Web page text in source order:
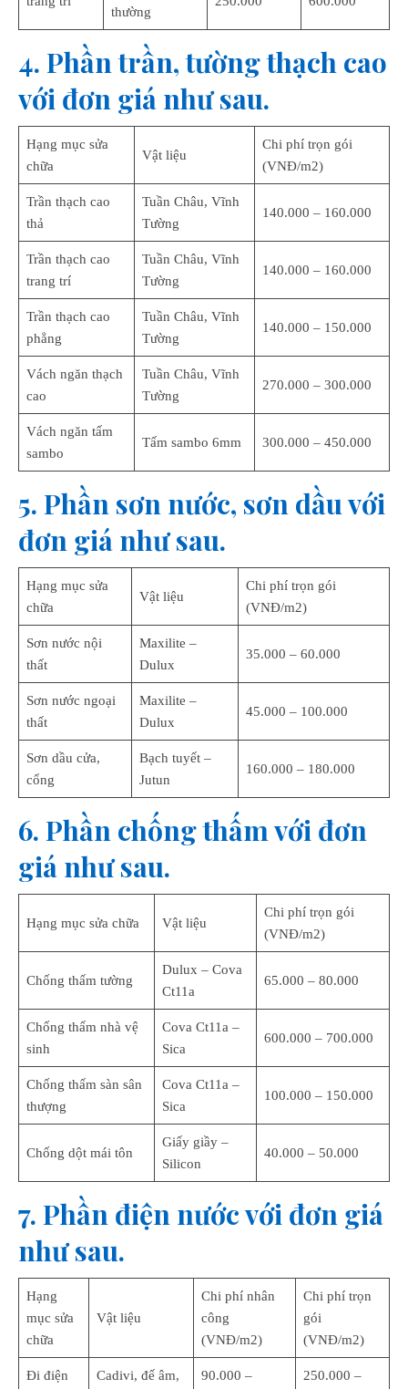
thường
4. Phần trần, tường thạch cao
với đơn giá như sau.
Hạng mục sửa
chữa
Vật liệu
Chi phí trọn gói
(VNĐ/m2)
Trần thạch cao
thả
Tuần Châu, Vĩnh
Tường
140.000 – 160.000
Trần thạch cao
trang trí
Tuần Châu, Vĩnh
Tường
140.000 – 160.000
Trần thạch cao
phẳng
Tuần Châu, Vĩnh
Tường
140.000 – 150.000
Vách ngăn thạch
cao
Tuần Châu, Vĩnh
Tường
270.000 – 300.000
Vách ngăn tấm
sambo
Tấm sambo 6mm 300.000 – 450.000
5. Phần sơn nước, sơn dầu với
đơn giá như sau.
Hạng mục sửa
chữa
Vật liệu
Chi phí trọn gói
(VNĐ/m2)
Sơn nước nội
thất
Maxilite –
Dulux
35.000 – 60.000
Sơn nước ngoại
thất
Maxilite –
Dulux
45.000 – 100.000
Sơn dầu cửa,
cổng
Bạch tuyết –
Jutun
160.000 – 180.000
6. Phần chống thấm với đơn
giá như sau.
Hạng mục sửa chữa Vật liệu
Chi phí trọn gói
(VNĐ/m2)
Chống thấm tường
Dulux – Cova
Ct11a
65.000 – 80.000
Chống thấm nhà vệ
sinh
Cova Ct11a –
Sica
600.000 – 700.000
Chống thấm sàn sân
thượng
Cova Ct11a –
Sica
100.000 – 150.000
Chống dột mái tôn
Giấy giầy –
Silicon
40.000 – 50.000
7. Phần điện nước với đơn giá
như sau.
Hạng
mục sửa
chữa
Vật liệu
Chi phí nhân
công
(VNĐ/m2)
Chi phí trọn
gói
(VNĐ/m2)
Đi điện
Cadivi, đế âm,
90.000 –
250.000 –